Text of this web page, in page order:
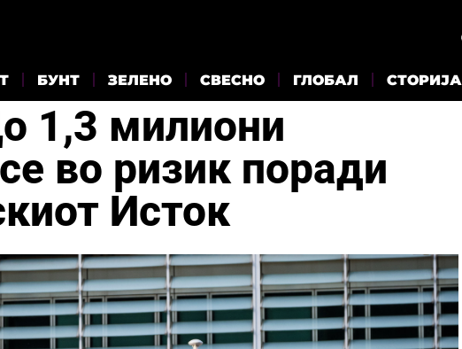
БУНТ ЗЕЛЕНО СВЕСНО ГЛОБАЛ СТОРИЈА
1,3 милиони
во ризик поради
Исток